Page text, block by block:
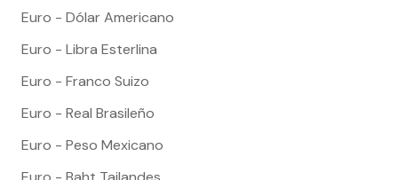
Euro - Dólar Americano
Euro - Libra Esterlina
Euro - Franco Suizo
Euro - Real Brasileño
Euro - Peso Mexicano